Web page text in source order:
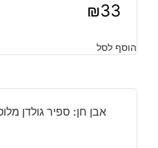
₪33
הוסף לסל
אבן חן: ספיר גולדן